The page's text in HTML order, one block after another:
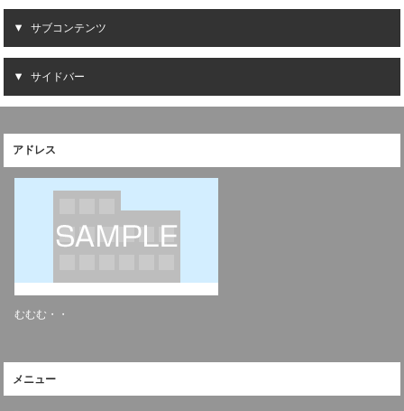
サブコンテンツ
サイドバー
アドレス
むむむ・・
メニュー